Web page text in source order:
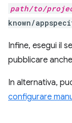
path/to/
known/
Infine, esegui il
pubblicare
In alternativa,
configurare